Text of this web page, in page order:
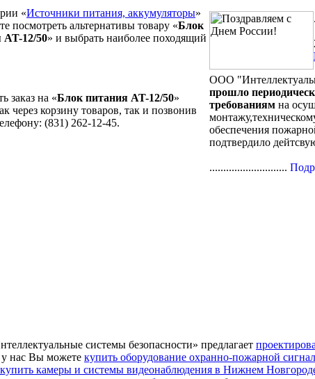
«Источники питания, аккумуляторы»
посмотреть альтернативы товару «Блок
AT-12/50» и выбрать наиболее походящий
заказ на «Блок питания AT-12/50»
через корзину товаров, так и позвонив
(831) 262-12-45.
ООО
прошло
требованиям на
обеспечения
подтвердило
............................
системы безопасности» предлагает
у нас Вы можете купить оборудование охранно-пожарной
купить камеры и системы видеонаблюдения в Нижнем